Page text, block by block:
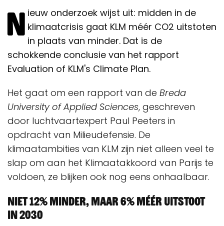
N ieuw onderzoek wijst uit: midden in de
klimaatcrisis gaat KLM méér CO2 uitstoten
in plaats van minder. Dat is de
schokkende conclusie van het rapport
Evaluation of KLM's Climate Plan.
Het gaat om een rapport van de Breda
University of Applied Sciences, geschreven
door luchtvaartexpert Paul Peeters in
opdracht van Milieudefensie. De
klimaatambities van KLM zijn niet alleen veel te
slap om aan het Klimaatakkoord van Parijs te
voldoen, ze blijken ook nog eens onhaalbaar.
Niet 12% minder, maar 6% méér uitstoot
in 2030